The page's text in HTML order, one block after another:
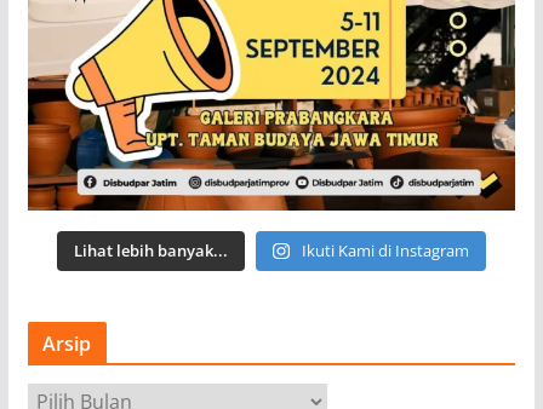
Lihat lebih banyak... Ikuti Kami di Instagram
Arsip